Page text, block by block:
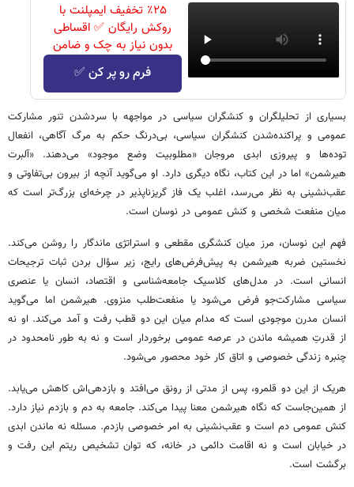
٪۲۵ تخفیف ایمپلنت با
روکش رایگان ✅ اقساطی
بدون نیاز به چک و ضامن
فرم رو پر کن ✅
بسیاری از تحلیلگران و کنشگران سیاسی در مواجهه با سردشدن تنور مشارکت
عمومی و پراکنده‌شدن کنشگران سیاسی، بی‌درنگ حکم به مرگ آگاهی، انفعال
توده‌ها و پیروزی ابدی مروجان «مطلوبیت وضع موجود» می‌دهند. «آلبرت
هیرشمن» اما در این کتاب، نگاه دیگری دارد. او می‌گوید آنچه از بیرون بی‌تفاوتی و
عقب‌نشینی به نظر می‌رسد، اغلب یک فاز گریزناپذیر در چرخه‌ای بزرگ‌تر است که
میان منفعت شخصی و کنش عمومی در نوسان است.
فهم این نوسان، مرز میان کنشگری مقطعی و استراتژی ماندگار را روشن می‌کند.
نخستین ضربه هیرشمن به پیش‌فرض‌های رایج، زیر سؤال بردن ثبات ترجیحات
انسانی است. در مدل‌های کلاسیک جامعه‌شناسی و اقتصاد، انسان یا عنصری
سیاسی مشارکت‌جو فرض می‌شود یا منفعت‌طلب منزوی. هیرشمن اما می‌گوید
انسان مدرن موجودی است که مدام میان این دو قطب رفت ‌و آمد می‌کند. او نه
از قدرتِ همیشه ماندن در عرصه عمومی برخوردار است و نه به ‌طور نامحدود در
چنبره‌ زندگی خصوصی و اتاق کار خود محصور می‌شود.
هریک از این دو قلمرو، پس از مدتی از رونق می‌افتد و بازدهی‌اش کاهش می‌یابد.
از همین‌جاست که نگاه هیرشمن معنا پیدا می‌کند. جامعه به دم و بازدم نیاز دارد.
کنش عمومی دم است و عقب‌نشینی به امر خصوصی بازدم. مسئله نه ماندن ابدی
در خیابان است و نه اقامت دائمی در خانه، که توان تشخیص ریتم این رفت ‌و
برگشت است.